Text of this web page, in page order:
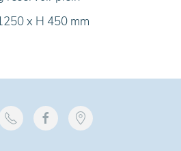
x H 450 mm